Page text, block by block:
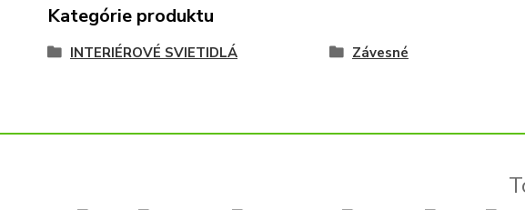
Kategórie produktu
INTERIÉROVÉ SVIETIDLÁ Závesné